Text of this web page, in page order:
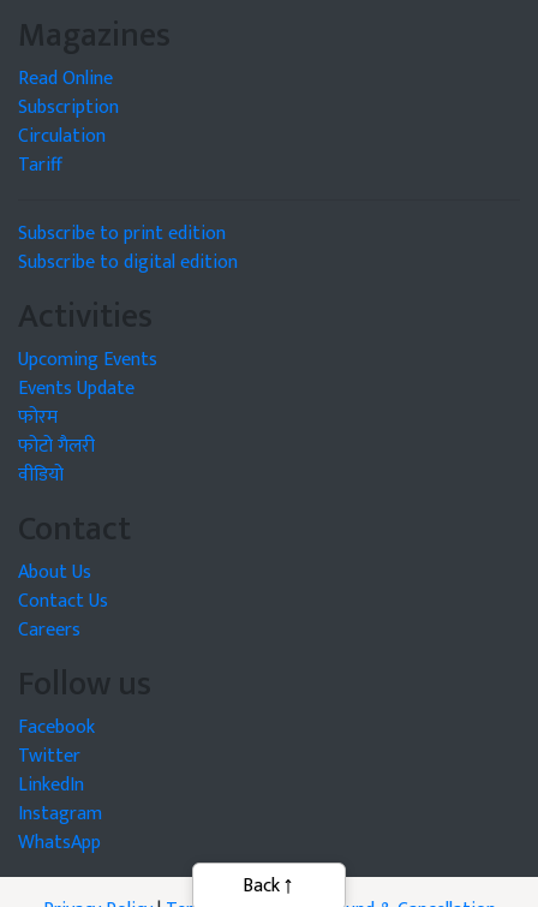
Magazines
Read Online
Subscription
Circulation
Tariff
Subscribe to print edition
Subscribe to digital edition
Activities
Upcoming Events
Events Update
फोरम
फोटो गैलरी
वीडियो
Contact
About Us
Contact Us
Careers
Follow us
Facebook
Twitter
LinkedIn
Instagram
WhatsApp